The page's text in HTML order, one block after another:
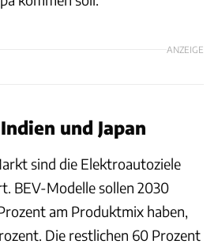
ANZEIGE
und Japan
sind die Elektroautoziele
BEV-Modelle sollen 2030
am Produktmix haben,
Die restlichen 60 Prozent